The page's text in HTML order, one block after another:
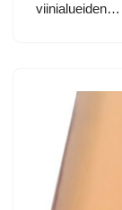
viinialueiden…